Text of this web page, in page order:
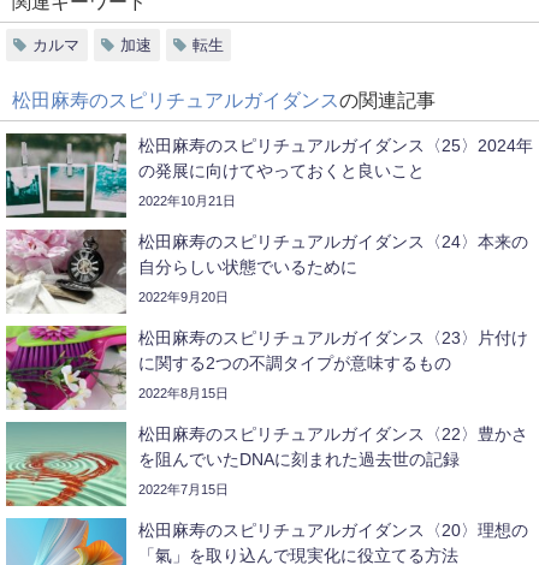
カルマ 加速 転生
松田麻寿のスピリチュアルガイダンスの関連記事
松田麻寿のスピリチュアルガイダンス〈25〉2024年
の発展に向けてやっておくと良いこと
2022年10月21日
松田麻寿のスピリチュアルガイダンス〈24〉本来の
自分らしい状態でいるために
2022年9月20日
松田麻寿のスピリチュアルガイダンス〈23〉片付け
に関する2つの不調タイプが意味するもの
2022年8月15日
松田麻寿のスピリチュアルガイダンス〈22〉豊かさ
を阻んでいたDNAに刻まれた過去世の記録
2022年7月15日
松田麻寿のスピリチュアルガイダンス〈20〉理想の
「氣」を取り込んで現実化に役立てる方法